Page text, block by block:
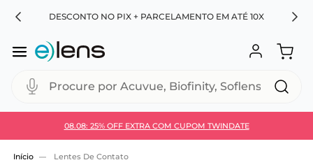
DESCONTO NO PIX + PARCELAMENTO EM ATÉ 10X
Procure por Acuvue, Biofinity, Soflens...
08.08: 25% OFF EXTRA COM CUPOM TWINDATE
Use 30HOJE e ganhe 30% OFF + economia extra no
Lentes De Contato